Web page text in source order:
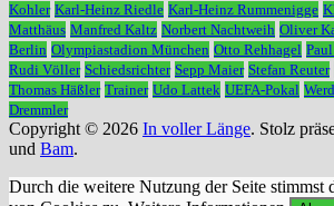
Kohler Karl-Heinz Riedle Karl-Heinz Rummenigge
Matthäus Manfred Kaltz Norbert Nachtweih Oliver
Berlin Olympiastadion München Otto Rehhagel
Rudi Völler Schiedsrichter Sepp Maier Stefan Reuter
Thomas Häßler Trainer Udo Lattek UEFA-Pokal
Dremmler
Copyright © 2026 In voller Länge. Stolz
und Bam.
Durch die weitere Nutzung der Seite stimmst